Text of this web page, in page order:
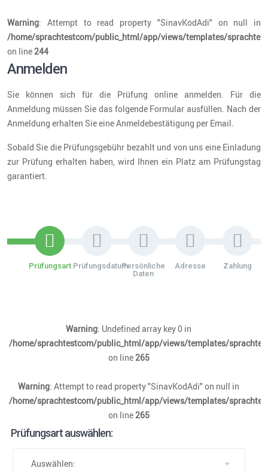
Warning: Attempt to read property "SinavKodAdi" on null in
/home/sprachtestcom/public_html/app/views/templates/
on line244
Anmelden
Sie können sich für die Prüfung online anmelden. Für die
Anmeldung müssen Sie das folgende Formular ausfüllen. Nach der
Anmeldung erhalten Sie eine Anmeldebestätigung per Email.
Sobald Sie die Prüfungsgebühr bezahlt und von uns eine Einladung
zur Prüfung erhalten haben, wird Ihnen ein Platz am Prüfungstag
garantiert.
Prüfungsart PrüfungsdatumPersönliche
Daten
Adresse Zahlung
Warning : Undefined array key 0 in
/home/sprachtestcom/public_html/app/views/templates/
on line265
Warning : Attempt to read property "SinavKodAdi" on null in
/home/sprachtestcom/public_html/app/views/templates/
on line265
Prüfungsart auswählen:
Auswählen: